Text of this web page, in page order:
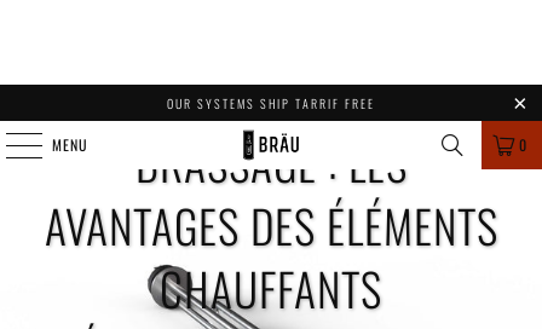
OUR SYSTEMS SHIP TARRIF FREE
MENU 0
EXCELLENCE DU
BRASSAGE : LES
AVANTAGES DES ÉLÉMENTS
CHAUFFANTS